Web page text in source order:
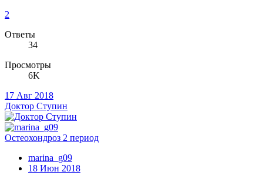
2
Ответы
34
Просмотры
6K
17 Авг 2018
Доктор Ступин
Остеохондроз 2 период
marina_g09
18 Июн 2018